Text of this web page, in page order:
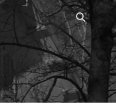
Open
search
bar